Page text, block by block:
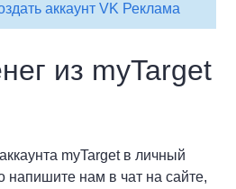
аккаунт VK Реклама
из myTarget
myTarget в личный
напишите нам в чат на сайте,